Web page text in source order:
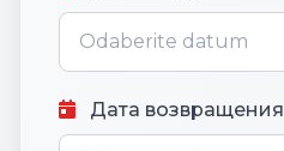
Дата возвращения